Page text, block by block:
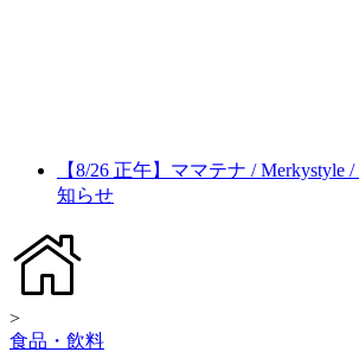
【8/26 正午】ママテナ / Merkystyle
知らせ
>
食品・飲料